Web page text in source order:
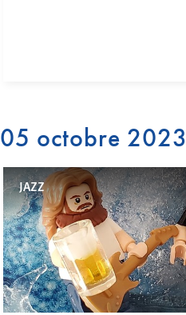
05 octobre 2023
JAZZ